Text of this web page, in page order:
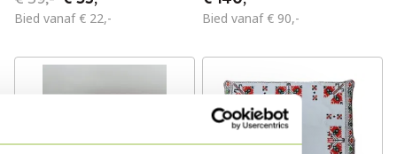
cm
Bied vanaf € 22,-
Bied vanaf € 90,-